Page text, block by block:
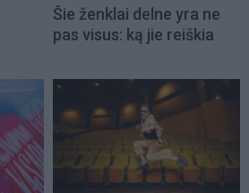
Šie ženklai delne yra ne
pas visus: ką jie reiškia